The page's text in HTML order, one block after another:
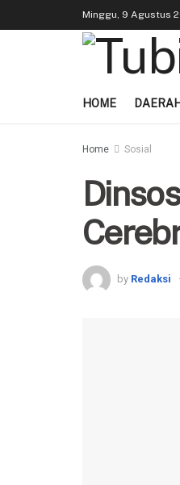
Minggu, 9 Agustus
HOME DAERAH
Home Sosial
by Redaksi